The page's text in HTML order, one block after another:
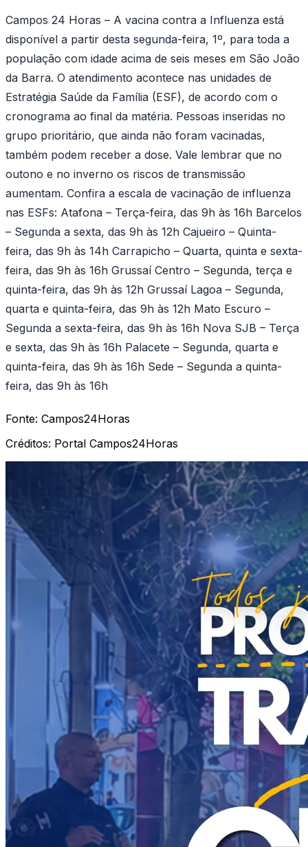
Campos 24 Horas – A vacina contra a Influenza está
disponível a partir desta segunda-feira, 1º, para toda a
população com idade acima de seis meses em São João
da Barra. O atendimento acontece nas unidades de
Estratégia Saúde da Família (ESF), de acordo com o
cronograma ao final da matéria. Pessoas inseridas no
grupo prioritário, que ainda não foram vacinadas,
também podem receber a dose. Vale lembrar que no
outono e no inverno os riscos de transmissão
aumentam. Confira a escala de vacinação de influenza
nas ESFs: Atafona – Terça-feira, das 9h às 16h Barcelos
– Segunda a sexta, das 9h às 12h Cajueiro – Quinta-
feira, das 9h às 14h Carrapicho – Quarta, quinta e sexta-
feira, das 9h às 16h Grussaí Centro – Segunda, terça e
quinta-feira, das 9h às 12h Grussaí Lagoa – Segunda,
quarta e quinta-feira, das 9h às 12h Mato Escuro –
Segunda a sexta-feira, das 9h às 16h Nova SJB – Terça
e sexta, das 9h às 16h Palacete – Segunda, quarta e
quinta-feira, das 9h às 16h Sede – Segunda a quinta-
feira, das 9h às 16h
Fonte: Campos24Horas
Créditos: Portal Campos24Horas